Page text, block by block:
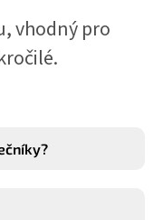
vhodný pro